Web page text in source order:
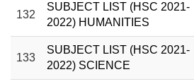
132
SUBJECT LIST (HSC 2021-
2022) HUMANITIES
133
SUBJECT LIST (HSC 2021-
2022) SCIENCE